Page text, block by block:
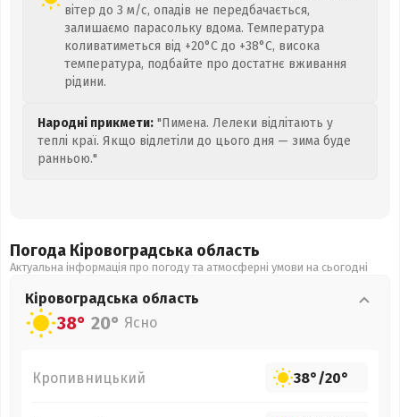
вітер до 3 м/с, опадів не передбачається,
залишаємо парасольку вдома. Температура
коливатиметься від +20°C до +38°C, висока
температура, подбайте про достатнє вживання
рідини.
Народні прикмети: "Пимена. Лелеки відлітають у
теплі краї. Якщо відлетіли до цього дня — зима буде
ранньою."
Погода Кіровоградська область
Актуальна інформація про погоду та атмосферні умови на сьогодні
Кіровоградська область
38° 20° Ясно
Кропивницький 38°/20°